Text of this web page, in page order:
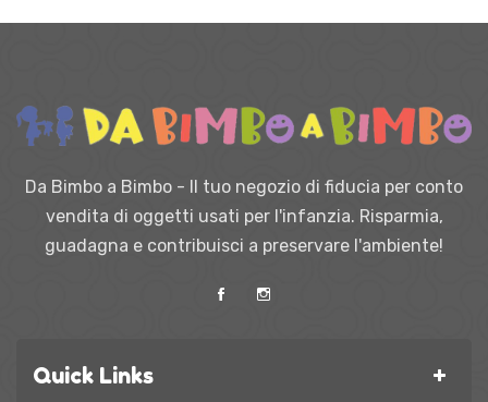
Da Bimbo a Bimbo - Il tuo negozio di fiducia per conto
vendita di oggetti usati per l'infanzia. Risparmia,
guadagna e contribuisci a preservare l'ambiente!
Quick Links